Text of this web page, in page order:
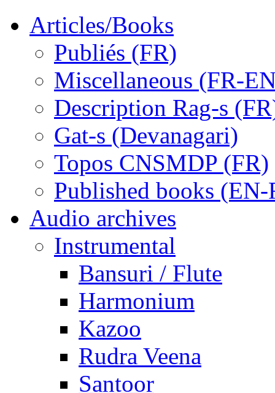
Articles/Books
Publiés (FR)
Miscellaneous (FR-
Description Rag-s
Gat-s (Devanagari)
Topos CNSMDP (FR)
Published books (EN-
Audio archives
Instrumental
Bansuri / Flute
Harmonium
Kazoo
Rudra Veena
Santoor